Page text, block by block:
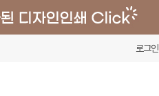
로그인